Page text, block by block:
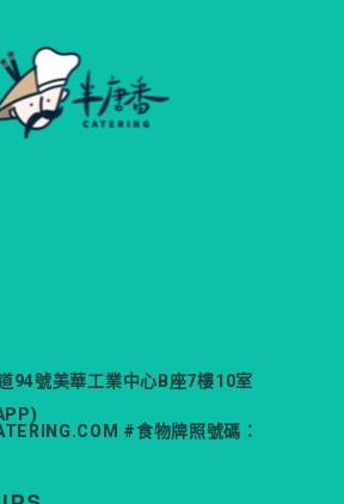
94號美華工業中心B座7樓10室
#食物牌照號碼：